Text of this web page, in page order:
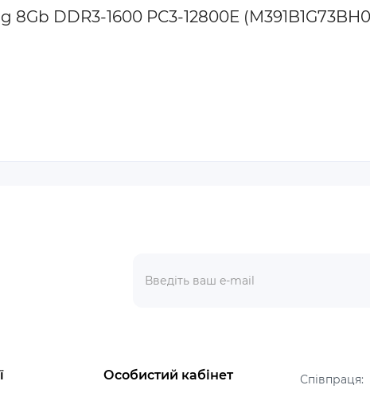
DDR3-1600 PC3-12800E
Особистий кабінет
Співпраця: